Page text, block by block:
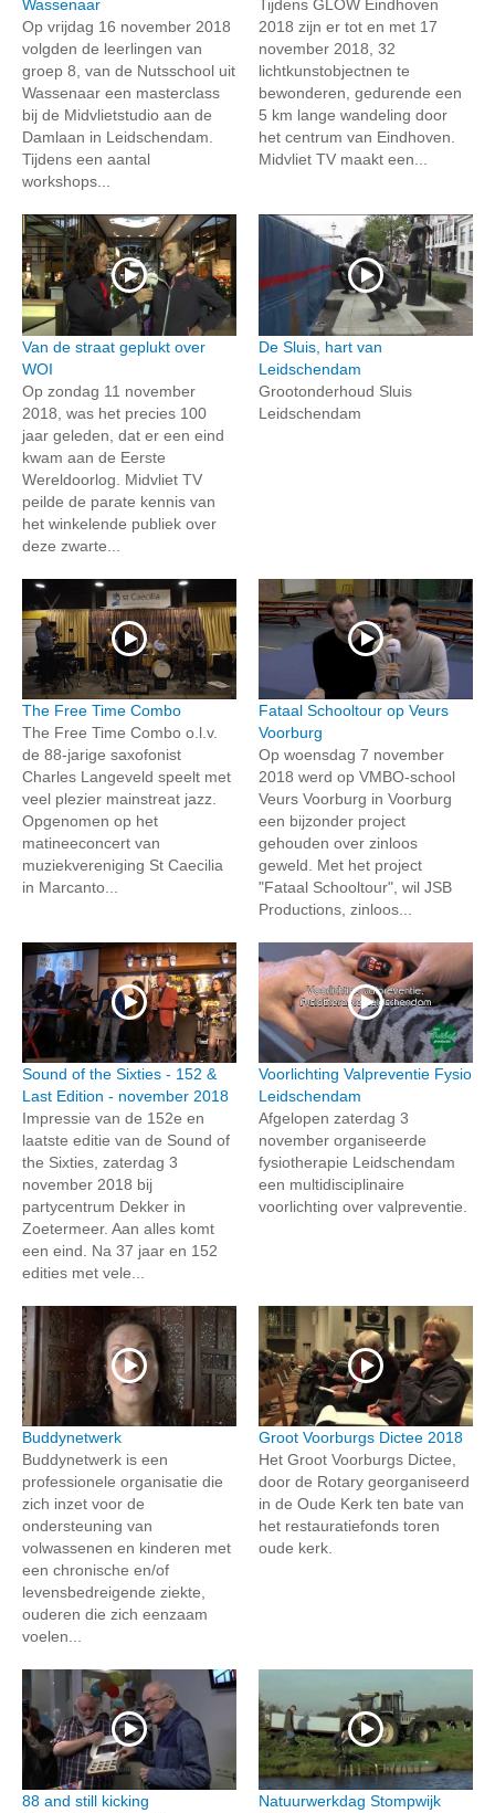
Wassenaar
Op vrijdag 16 november 2018
volgden de leerlingen van
groep 8, van de Nutsschool uit
Wassenaar een masterclass
bij de Midvlietstudio aan de
Damlaan in Leidschendam.
Tijdens een aantal
workshops...
Tijdens GLOW Eindhoven
2018 zijn er tot en met 17
november 2018, 32
lichtkunstobjectnen te
bewonderen, gedurende een
5 km lange wandeling door
het centrum van Eindhoven.
Midvliet TV maakt een...
Van de straat geplukt over
WOI
Op zondag 11 november
2018, was het precies 100
jaar geleden, dat er een eind
kwam aan de Eerste
Wereldoorlog. Midvliet TV
peilde de parate kennis van
het winkelende publiek over
deze zwarte...
De Sluis, hart van
Leidschendam
Grootonderhoud Sluis
Leidschendam
The Free Time Combo
The Free Time Combo o.l.v.
de 88-jarige saxofonist
Charles Langeveld speelt met
veel plezier mainstreat jazz.
Opgenomen op het
matineeconcert van
muziekvereniging St Caecilia
in Marcanto...
Fataal Schooltour op Veurs
Voorburg
Op woensdag 7 november
2018 werd op VMBO-school
Veurs Voorburg in Voorburg
een bijzonder project
gehouden over zinloos
geweld. Met het project
"Fataal Schooltour", wil JSB
Productions, zinloos...
Sound of the Sixties - 152 &
Last Edition - november 2018
Impressie van de 152e en
laatste editie van de Sound of
the Sixties, zaterdag 3
november 2018 bij
partycentrum Dekker in
Zoetermeer. Aan alles komt
een eind. Na 37 jaar en 152
edities met vele...
Voorlichting Valpreventie Fysio
Leidschendam
Afgelopen zaterdag 3
november organiseerde
fysiotherapie Leidschendam
een multidisciplinaire
voorlichting over valpreventie.
Buddynetwerk
Buddynetwerk is een
professionele organisatie die
zich inzet voor de
ondersteuning van
volwassenen en kinderen met
een chronische en/of
levensbedreigende ziekte,
ouderen die zich eenzaam
voelen...
Groot Voorburgs Dictee 2018
Het Groot Voorburgs Dictee,
door de Rotary georganiseerd
in de Oude Kerk ten bate van
het restauratiefonds toren
oude kerk.
88 and still kicking
Natuurwerkdag Stompwijk